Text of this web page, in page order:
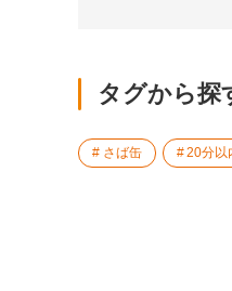
タグから探
さば缶 20分以